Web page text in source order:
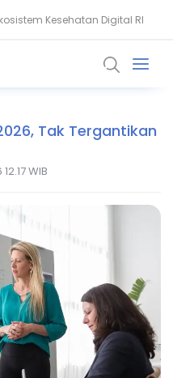
Kesehatan Digital RI
dan Cara Mengatasinya
Tak Tergantikan
WIB